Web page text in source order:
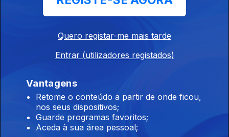
14 jul. 2024
várias músicas de intervenção social, contra a má governação,
com destaque para a "as mentiras da verdade", música que o
tornou famoso.
21 abr. 2024
Segun Bucknor começou a tocar apito como membro da
banda júnior, mas depois se formou para aprender violão e
piano.
Quero registar-me mais tarde
Entrar (utilizadores registados)
Vantagens
Retome o conteúdo a partir de onde ficou,
nos seus dispositivos;
Guarde programas favoritos;
Aceda à sua área pessoal;